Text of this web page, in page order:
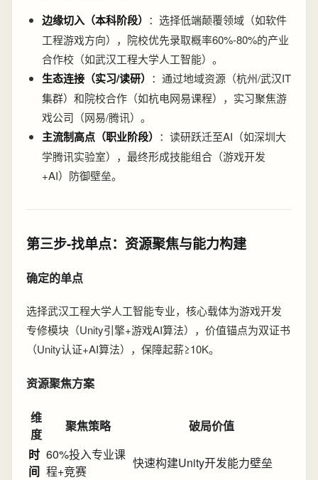
边缘切入（本科阶段） ：选择低端颠覆领域（如软件
工程游戏方向），院校优先录取概率60%-80%的产业
合作校（如武汉工程大学人工智能）。
生态连接（实习/读研） ：通过地域资源（杭州/武汉IT
集群）和院校合作（如杭电网易课程），实习聚焦游
戏公司（网易/腾讯）。
主流制高点（职业阶段） ：读研跃迁至AI（如深圳大
学腾讯实验室），最终形成技能组合（游戏开发
+AI）防御壁垒。
第三步-找单点：资源聚焦与能力构建
确定的单点
选择武汉工程大学人工智能专业，核心载体为游戏开发
专修模块（Unity引擎+游戏AI算法），价值锚点为双证书
（Unity认证+AI算法），保障起薪≥10K。
资源聚焦方案
维
度
聚焦策略
破局价值
时
间
60%投入专业课
程+竞赛
快速构建Unity开发能力壁垒